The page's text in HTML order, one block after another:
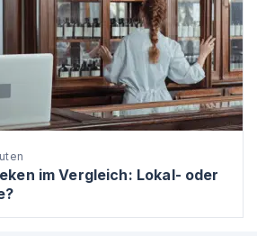
im Vergleich: Lokal- oder